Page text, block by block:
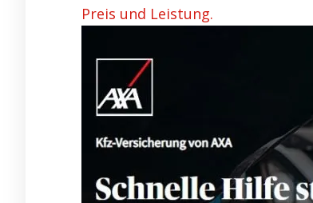
Preis und Leistung.